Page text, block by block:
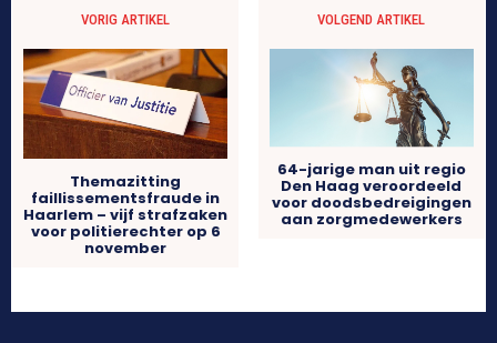
VORIG ARTIKEL
Themazitting
faillissementsfraude in
Haarlem – vijf strafzaken
voor politierechter op 6
november
VOLGEND ARTIKEL
64-jarige man uit regio
Den Haag veroordeeld
voor doodsbedreigingen
aan zorgmedewerkers